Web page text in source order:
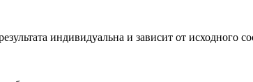
индивидуальна и зависит от исходного